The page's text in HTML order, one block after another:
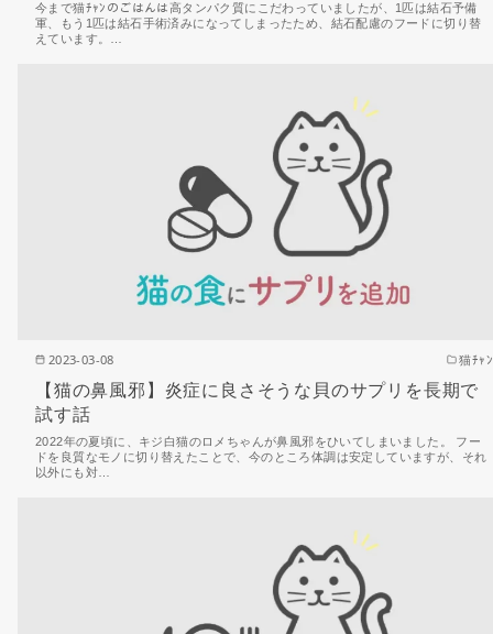
今まで猫ﾁｬﾝのごはんは高タンパク質にこだわっていましたが、1匹は結石予備
軍、もう1匹は結石手術済みになってしまったため、結石配慮のフードに切り替
えています。…
2023-03-08 猫ﾁｬﾝ
【猫の鼻風邪】炎症に良さそうな貝のサプリを長期で
試す話
2022年の夏頃に、キジ白猫のロメちゃんが鼻風邪をひいてしまいました。 フー
ドを良質なモノに切り替えたことで、今のところ体調は安定していますが、それ
以外にも対…